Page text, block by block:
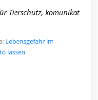
Tierschutz, komunikat
Lebensgefahr im
lassen